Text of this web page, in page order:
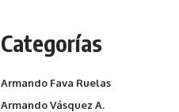
Categorías
Armando Fava Ruelas
Armando Vásquez A.